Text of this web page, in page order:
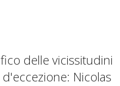
delle vicissitudini
Nicolas